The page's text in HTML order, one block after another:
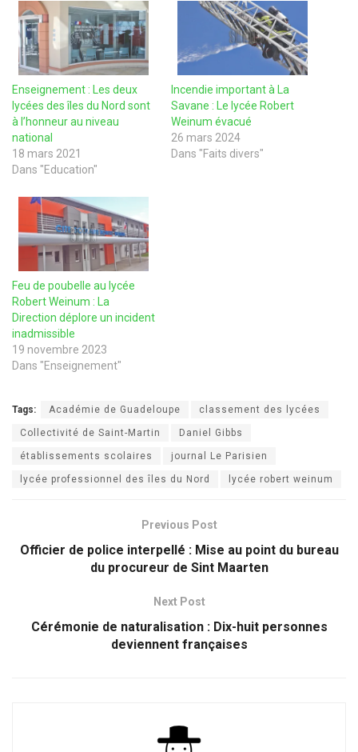
Enseignement : Les deux
lycées des îles du Nord sont
à l’honneur au niveau
national
18 mars 2021
Dans "Education"
Incendie important à La
Savane : Le lycée Robert
Weinum évacué
26 mars 2024
Dans "Faits divers"
Feu de poubelle au lycée
Robert Weinum : La
Direction déplore un incident
inadmissible
19 novembre 2023
Dans "Enseignement"
Tags: Académie de Guadeloupe classement des lycées
Collectivité de Saint-Martin Daniel Gibbs
établissements scolaires journal Le Parisien
lycée professionnel des îles du Nord lycée robert weinum
Previous Post
Officier de police interpellé : Mise au point du bureau
du procureur de Sint Maarten
Next Post
Cérémonie de naturalisation : Dix-huit personnes
deviennent françaises